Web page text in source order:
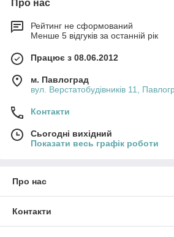
Про нас
Рейтинг не сформований
Менше 5 відгуків за останній рік
Працює з 08.06.2012
м. Павлоград
вул. Верстатобудівників 11,
Контакти
Сьогодні вихідний
Показати весь графік роботи
Про нас
Контакти